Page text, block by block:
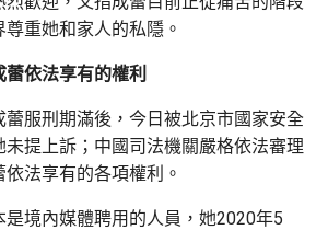
重她和家人的私隱。
依法享有的權利
蕾服刑期滿後，今日被北京市國家安全
提上訴；中國司法機關嚴格依法審理
法享有的各項權利。
是境內媒體聘用的人員，她2020年5